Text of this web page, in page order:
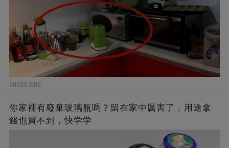
2023/12/09
你家裡有廢棄玻璃瓶嗎？留在家中厲害了，用途拿
錢也買不到，快学学